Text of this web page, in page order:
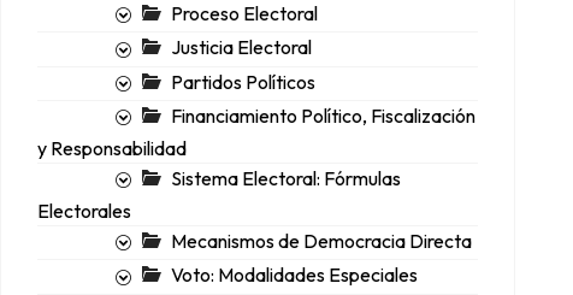
Proceso Electoral
Justicia Electoral
Partidos Políticos
Financiamiento Político, Fiscalización
y Responsabilidad
Sistema Electoral: Fórmulas
Electorales
Mecanismos de Democracia Directa
Voto: Modalidades Especiales